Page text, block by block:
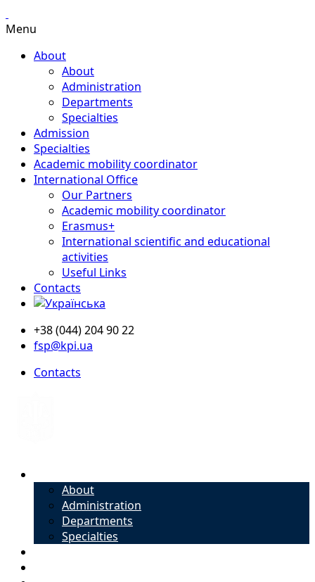
Menu
About
About
Administration
Departments
Specialties
Admission
Specialties
Academic mobility coordinator
International Office
Our Partners
Academic mobility coordinator
Erasmus+
International scientific and educational
activities
Useful Links
Contacts
+38 (044) 204 90 22
fsp@kpi.ua
Contacts
About
Administration
Departments
Specialties